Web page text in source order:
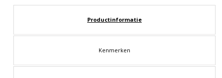
Productinformatie
Kenmerken